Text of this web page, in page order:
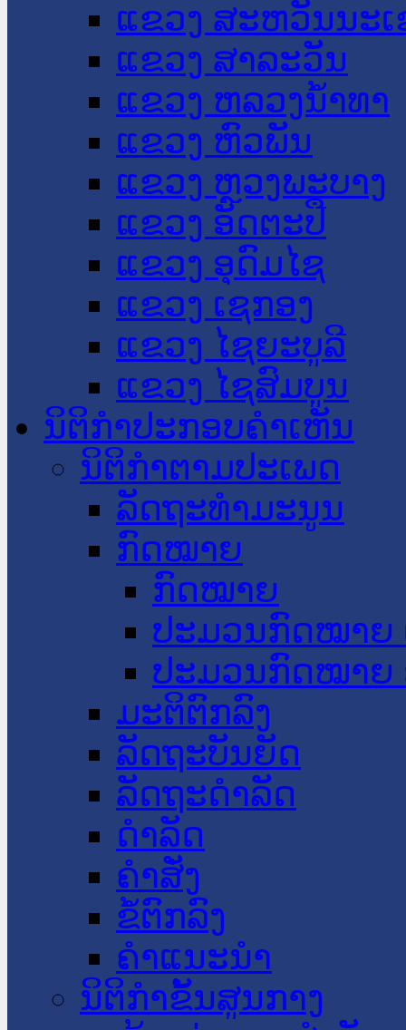
ແຂວງ ສະຫວັນນະ
ແຂວງ ສາລະວັນ
ແຂວງ ຫລວງນໍ້າທາ
ແຂວງ ຫົວພັນ
ແຂວງ ຫຼວງພະບາງ
ແຂວງ ອັດຕະປື
ແຂວງ ອຸດົມໄຊ
ແຂວງ ເຊກອງ
ແຂວງ ໄຊຍະບູລີ
ແຂວງ ໄຊສົມບູນ
ນິຕິກໍາປະກອບຄໍາເຫັນ
ນິຕິກໍາຕາມປະເພດ
ລັດຖະທໍາມະນູນ
ກົດໝາຍ
ກົດໝາຍ
ປະມວນກົດໝາຍ
ປະມວນກົດໝາຍ
ມະຕິຕົກລົງ
ລັດຖະບັນຍັດ
ລັດຖະດໍາລັດ
ດໍາລັດ
ຄໍາສັ່ງ
ຂໍ້ຕົກລົງ
ຄໍາແນະນໍາ
ນິຕິກຳຂັ້ນສູນກາງ